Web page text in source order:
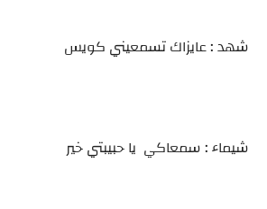
شهد : عايزاك تسمعيني كويس
شيماء : سمعاكي يا حبيبتي خير